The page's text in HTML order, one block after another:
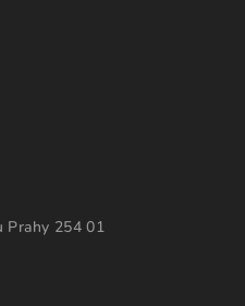
Prahy 254 01